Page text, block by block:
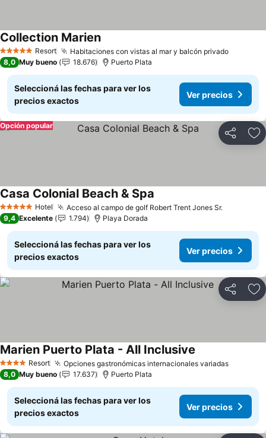
5 Estrellas Resort Habitaciones con vistas al mar y balcón privadoVer
Collection MarienVer precios
8,0 Muy bueno 18.676 Puerto Plata
Seleccioná las fechas para ver los
precios exactos
Ver precios
Compartir
Opción popular
5 Estrellas Hotel Acceso al campo de golf Robert Trent Jones Sr.Ver
Casa Colonial Beach & Spa
9,4 Excelente 1.794 Playa Dorada
Seleccioná las fechas para ver los
precios exactos
Ver precios
Compartir
4 EstrellasResort Opciones gastronómicas internacionales variadasVer
Marien Puerto Plata - All Inclusive
8,0 Muy bueno 17.637 Puerto Plata
Seleccioná las fechas para ver los
precios exactos
Ver precios